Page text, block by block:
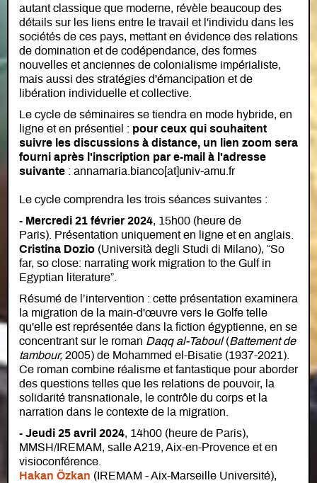
autant classique que moderne, révèle beaucoup des
détails sur les liens entre le travail et l'individu dans les
sociétés de ces pays, mettant en évidence des relations
de domination et de codépendance, des formes
nouvelles et anciennes de colonialisme impérialiste,
mais aussi des stratégies d'émancipation et de
libération individuelle et collective.
Le cycle de séminaires se tiendra en mode hybride, en
ligne et en présentiel : pour ceux qui souhaitent
suivre les discussions à distance, un lien zoom sera
fourni après l'inscription par e-mail à l'adresse
suivante : annamaria.bianco[at]univ-amu.fr
Le cycle comprendra les trois séances suivantes :
- Mercredi 21 février 2024, 15h00 (heure de
Paris). Présentation uniquement en ligne et en anglais.
Cristina Dozio (Università degli Studi di Milano), “So
far, so close: narrating work migration to the Gulf in
Egyptian literature”.
Résumé de l’intervention : cette présentation examinera
la migration de la main-d'œuvre vers le Golfe telle
qu'elle est représentée dans la fiction égyptienne, en se
concentrant sur le roman Daqq al-Taboul(Battement de
tambour, 2005) de Mohammed el-Bisatie (1937-2021).
Ce roman combine réalisme et fantastique pour aborder
des questions telles que les relations de pouvoir, la
solidarité transnationale, le contrôle du corps et la
narration dans le contexte de la migration.
- Jeudi 25 avril 2024, 14h00 (heure de Paris),
MMSH/IREMAM, salle A219, Aix-en-Provence et en
visioconférence.
Hakan Özkan (IREMAM - Aix-Marseille Université),